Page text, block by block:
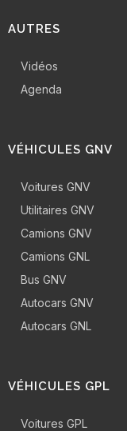
AUTRES
Vidéos
Agenda
VÉHICULES GNV
Voitures GNV
Utilitaires GNV
Camions GNV
Camions GNL
Bus GNV
Autocars GNV
Autocars GNL
VÉHICULES GPL
Voitures GPL